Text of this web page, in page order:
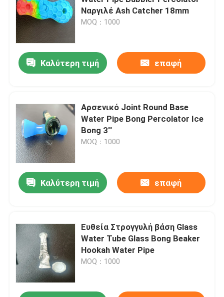
Ναργιλέ Ash Catcher 18mm
MOQ：1000
Καλύτερη τιμή επαφή
Αρσενικό Joint Round Base
Water Pipe Bong Percolator Ice
Bong 3''
MOQ：1000
Καλύτερη τιμή επαφή
Ευθεία Στρογγυλή βάση Glass
Water Tube Glass Bong Beaker
Hookah Water Pipe
MOQ：1000